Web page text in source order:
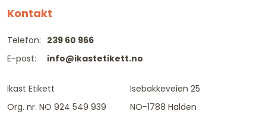
Kontakt
Telefon:
E-post:
239 60 966
info@ikastetikett.no
Ikast Etikett
Org. nr. NO 924 549 939
Isebakkeveien 25
NO-1788 Halden